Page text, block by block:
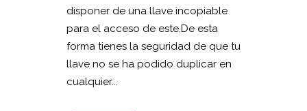
disponer de una llave incopiable
para el acceso de este.De esta
forma tienes la seguridad de que tu
llave no se ha podido duplicar en
cualquier...